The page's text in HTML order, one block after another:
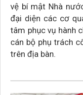
vệ bí mật Nhà
đại diện các cơ
tâm phục vụ hành
cán bộ phụ trách
trên địa bàn.